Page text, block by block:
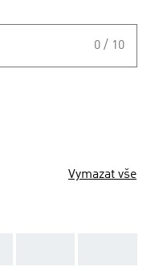
0 / 10
Vymazat vše